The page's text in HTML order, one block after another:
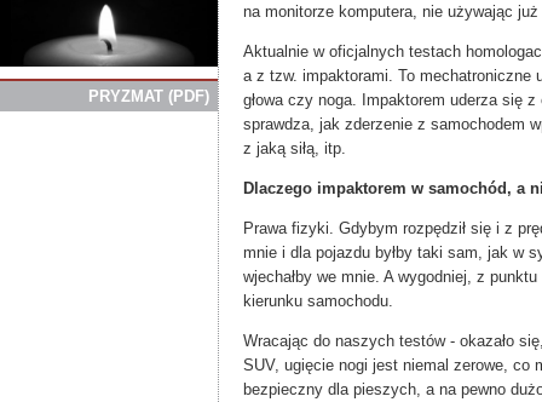
PRYZMAT (PDF)
na monitorze komputera, nie używając
Aktualnie w oficjalnych testach
a z tzw. impaktorami. To mechatroniczne
głowa czy noga. Impaktorem uderza się
sprawdza, jak zderzenie z samochodem
z jaką siłą, itp.
Dlaczego impaktorem w samochód, a
Prawa fizyki. Gdybym rozpędził się i z
mnie i dla pojazdu byłby taki sam, jak w
wjechałby we mnie. A wygodniej, z
kierunku samochodu.
Wracając do naszych testów - okazało
SUV, ugięcie nogi jest niemal zerowe, co
bezpieczny dla pieszych, a na pewno